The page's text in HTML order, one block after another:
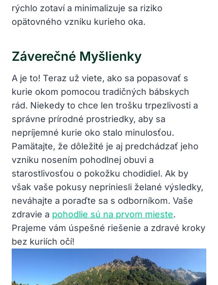
rýchlo zotaví a minimalizuje sa riziko
opätovného vzniku kurieho oka.
Záverečné Myšlienky
A je to! Teraz už viete, ako sa popasovať s
kurie okom pomocou tradičných bábskych
rád. Niekedy to chce len trošku trpezlivosti a
správne prírodné prostriedky, aby sa
nepríjemné kurie oko stalo minulosťou.
Pamätajte, že dôležité je aj predchádzať jeho
vzniku nosením pohodlnej obuvi a
starostlivosťou o pokožku chodidiel. Ak by
však vaše pokusy nepriniesli želané výsledky,
neváhajte a poraďte sa s odborníkom. Vaše
zdravie a pohodlie sú na prvom mieste.
Prajeme vám úspešné riešenie a zdravé kroky
bez kuriích očí!